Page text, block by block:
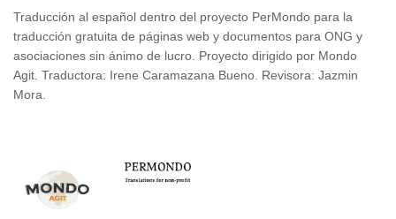
Traducción al español dentro del proyecto PerMondo para la
traducción gratuita de páginas web y documentos para ONG y
asociaciones sin ánimo de lucro. Proyecto dirigido por Mondo
Agit. Traductora: Irene Caramazana Bueno. Revisora: Jazmin
Mora.